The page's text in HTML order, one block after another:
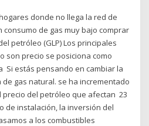
donde no llega la red de
consumo de gas muy bajo comprar
petróleo (GLP) Los principales
son precio se posiciona como
Si estás pensando en cambiar la
gas natural. se ha incrementado
del petróleo que afectan 23
de instalación, la inversión del
a los combustibles